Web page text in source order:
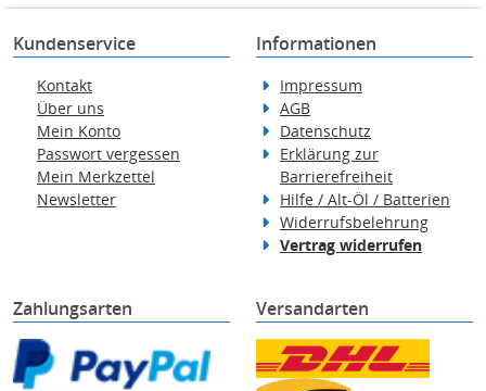
Kundenservice
Kontakt
Über uns
Mein Konto
Passwort vergessen
Mein Merkzettel
Newsletter
Informationen
Impressum
AGB
Datenschutz
Erklärung zur
Barrierefreiheit
Hilfe / Alt-Öl / Batterien
Widerrufsbelehrung
Vertrag widerrufen
Zahlungsarten Versandarten